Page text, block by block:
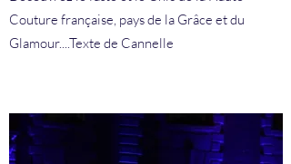
Couture française, pays de la Grâce et du
Glamour....Texte de Cannelle